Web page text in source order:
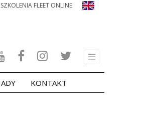
SZKOLENIA FLEET ONLINE
KONTAKT